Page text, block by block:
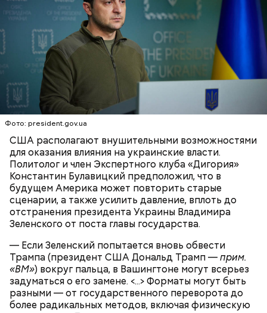
Фото: president.gov.ua
США располагают внушительными возможностями
для оказания влияния на украинские власти.
Политолог и член Экспертного клуба «Дигория»
Константин Булавицкий предположил, что в
будущем Америка может повторить старые
сценарии, а также усилить давление, вплоть до
отстранения президента Украины Владимира
Зеленского от поста главы государства.
— Если Зеленский попытается вновь обвести
Трампа (президент США Дональд Трамп —прим.
«ВМ») вокруг пальца, в Вашингтоне могут всерьез
задуматься о его замене. <...> Форматы могут быть
разными — от государственного переворота до
более радикальных методов, включая физическую
В 1945 году женщина устроилась в больницу в
городе Виши, став помогать сиротам и старикам,
где трудилась 28 лет. В конце 1970-х она поступила
в монастырь в Савойе, а в 2009 году в возрасте 105
лет перешла в другой монастырь в Тулоне. Однако
в 2010-х годах она была слепой и прикованной к
Сара Носс (119 лет)
Фото: wikimedia.org